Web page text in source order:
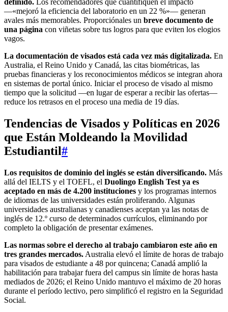
definido. Los recomendadores que cuantifiquen el impacto
—«mejoró la eficiencia del laboratorio en un 22 %»— generan
avales más memorables. Proporciónales un breve documento de
una página con viñetas sobre tus logros para que eviten los elogios
vagos.
La documentación de visados está cada vez más digitalizada. En
Australia, el Reino Unido y Canadá, las citas biométricas, las
pruebas financieras y los reconocimientos médicos se integran ahora
en sistemas de portal único. Iniciar el proceso de visado al mismo
tiempo que la solicitud —en lugar de esperar a recibir las ofertas—
reduce los retrasos en el proceso una media de 19 días.
Tendencias de Visados y Políticas en 2026
que Están Moldeando la Movilidad
Estudiantil#
Los requisitos de dominio del inglés se están diversificando. Más
allá del IELTS y el TOEFL, el Duolingo English Test ya es
aceptado en más de 4.200 instituciones y los programas internos
de idiomas de las universidades están proliferando. Algunas
universidades australianas y canadienses aceptan ya las notas de
inglés de 12.º curso de determinados currículos, eliminando por
completo la obligación de presentar exámenes.
Las normas sobre el derecho al trabajo cambiaron este año en
tres grandes mercados. Australia elevó el límite de horas de trabajo
para visados de estudiante a 48 por quincena; Canadá amplió la
habilitación para trabajar fuera del campus sin límite de horas hasta
mediados de 2026; el Reino Unido mantuvo el máximo de 20 horas
durante el período lectivo, pero simplificó el registro en la Seguridad
Social.